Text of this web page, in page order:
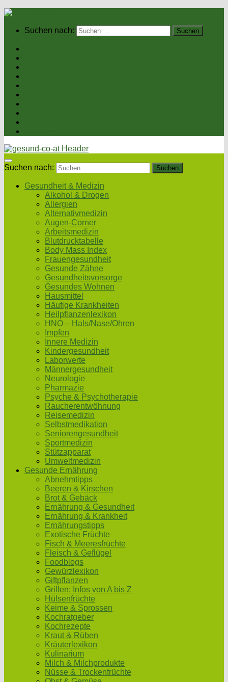
Suchen nach:
Suchen nach:
Gesundheit & Medizin
Alkohol & Drogen
Allergien
Alternativmedizin
Augen-Corner
Arbeitsmedizin
Blutdrucktabelle
Body Mass Index
Frauengesundheit
Gesunde Zähne
Gesundheitsvorsorge
Gesundes Wohnen
Hausmittel
Häufige Krankheiten
Heilpflanzenlexikon
HNO – Hals/Nase/Ohren
Impfen
Innere Medizin
Kindergesundheit
Laborwerte
Männergesundheit
Neurologie
Pharmazie
Psyche & Psychotherapie
Raucherentwöhnung
Reisemedizin
Selbstmedikation
Seniorengesundheit
Sportmedizin
Stützapparat
Umweltmedizin
Gesunde Ernährung
Abnehmtipps
Beeren & Kirschen
Brot & Gebäck
Ernährung & Gesundheit
Ernährung & Krankheit
Ernährungstipps
Exotische Früchte
Fisch & Meeresfrüchte
Fleisch & Geflügel
Foodblogs
Gewürzlexikon
Giftpflanzen
Grillen: Infos von A bis Z
Hülsenfrüchte
Keime & Sprossen
Kochratgeber
Kochrezepte
Kraut & Rüben
Kräuterlexikon
Kulinarium
Milch & Milchprodukte
Nüsse & Trockenfrüchte